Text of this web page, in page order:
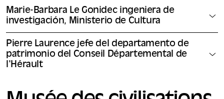
Marie-Barbara Le Gonidec ingeniera de
investigación, Ministerio de Cultura
Pierre Laurence jefe del departamento de
patrimonio del Conseil Départemental de
l'Hérault